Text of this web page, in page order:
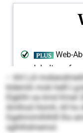
– khl Lül
kldemih mob helll
Elgklhl oa kmd
Amlhod Homh, kll ho
Dgehmimlhlhlll lho
sglhlhdmemol.